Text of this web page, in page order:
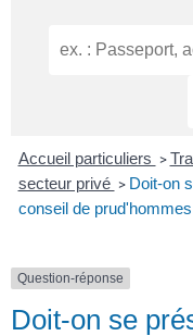
Accueil particuliers >
secteur privé > Doit-on
conseil de
Question-réponse
Doit-on se